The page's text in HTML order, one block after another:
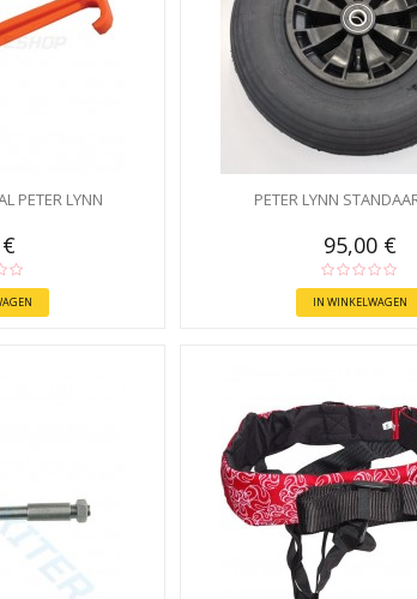
PETER LYNN PETER LYNN
95,00 €
IN WINKELWAGEN